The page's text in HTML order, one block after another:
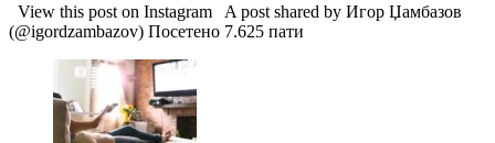
View this post on Instagram A post shared by Игор Џамбазов
(@igordzambazov) Посетено 7.625 пати